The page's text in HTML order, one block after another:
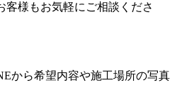
客様もお気軽にご相談くださ
から希望内容や施工場所の写真